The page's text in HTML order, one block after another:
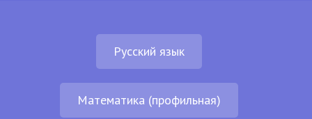
Русский язык
Математика (профильная)